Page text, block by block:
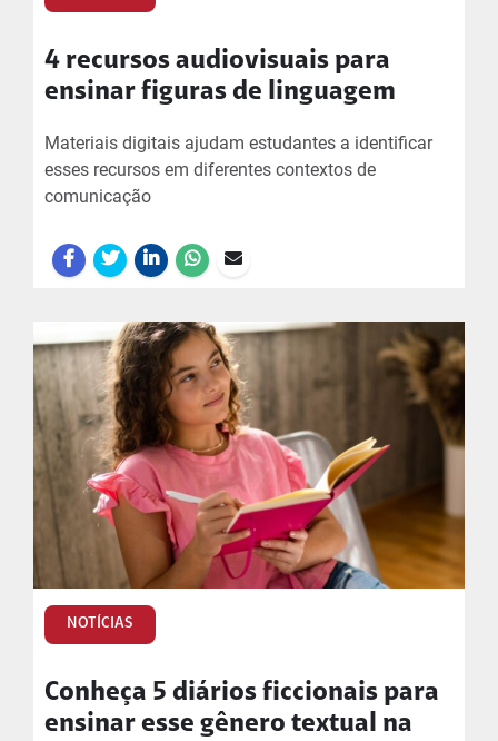
4 recursos audiovisuais para
ensinar figuras de linguagem
Materiais digitais ajudam estudantes a identificar
esses recursos em diferentes contextos de
comunicação
NOTÍCIAS
Conheça 5 diários ficcionais para
ensinar esse gênero textual na